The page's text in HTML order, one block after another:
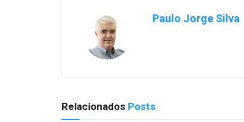
Paulo Jorge Silva
Relacionados Posts